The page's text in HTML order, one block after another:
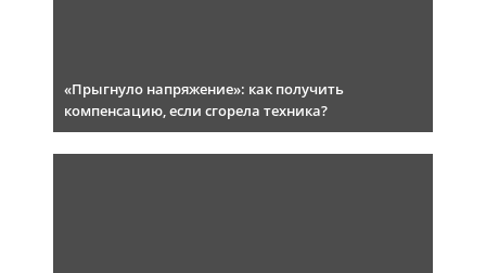
«Прыгнуло напряжение»: как получить
компенсацию, если сгорела техника?